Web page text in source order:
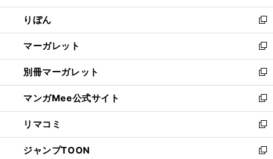
開
く
ウ
で
開
く
ン
ド
ウ
で
開
く
ウ
ィ
ン
ド
ウ
で
開
く
りぼん
新
し
い
ウ
ィ
ン
ド
ウ
で
開
く
マーガレット
新
し
い
ウ
ィ
ン
ド
ウ
で
別冊マーガレット
新
し
い
ウ
ィ
ン
ド
マンガMee公式サイト
新
し
い
ウ
ィ
リマコミ
新
し
い
ジャンプTOON
新